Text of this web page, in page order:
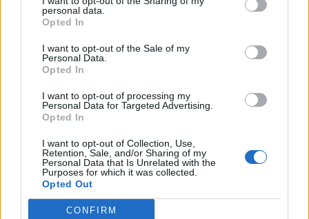
personal data.
Opted In
I want to opt-out of the Sale of my
Personal Data.
Opted In
I want to opt-out of processing my
Personal Data for Targeted Advertising.
Opted In
I want to opt-out of Collection, Use,
Retention, Sale, and/or Sharing of my
Personal Data that Is Unrelated with the
Purposes for which it was collected.
Opted Out
CONFIRM
vezetőt a Bucsecs-hegységben